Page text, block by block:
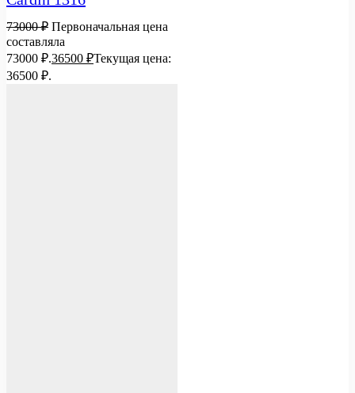
73000₽ Первоначальная цена
составляла
73000 ₽.36500 ₽Текущая цена:
36500 ₽.